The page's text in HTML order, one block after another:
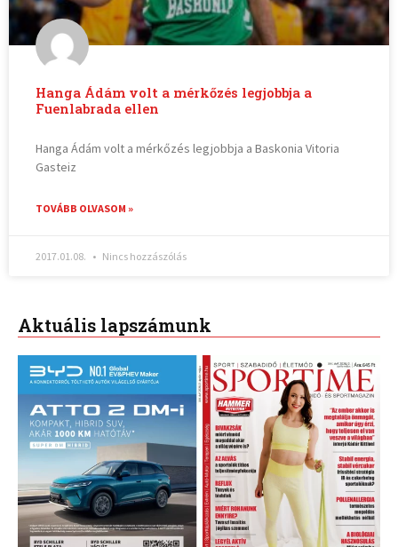
Hanga Ádám volt a mérkőzés legjobbja a
Fuenlabrada ellen
Hanga Ádám volt a mérkőzés legjobbja a Baskonia Vitoria
Gasteiz
TOVÁBB OLVASOM »
2017.01.08. Nincs hozzászólás
Aktuális lapszámunk